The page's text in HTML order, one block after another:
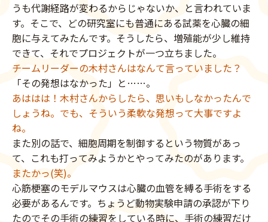
うも代謝経路が変わるからじゃないか、と言われていま
す。そこで、どの研究室にも普通にある試薬を心臓の細
胞に与えてみたんです。そうしたら、増殖能が少し維持
できて、それでプロジェクトが一つ立ちました。
チームリーダーの木村さんはなんて言っていました？
「その発想はなかった」と……。
あははは！木村さんからしたら、思いもしなかったんで
しょうね。でも、そういう柔軟な発想って大事ですよ
ね。
また別の話で、細胞周期を制御するという物質があっ
て、これも打ってみようかとやってみたのがあります。
またかっ(笑)。
心筋梗塞のモデルマウスは心臓の血管を縛る手術をする
必要があるんです。ちょうど動物実験申請の承認が下り
たのでその手術の練習をしている時に、手術の練習だけ